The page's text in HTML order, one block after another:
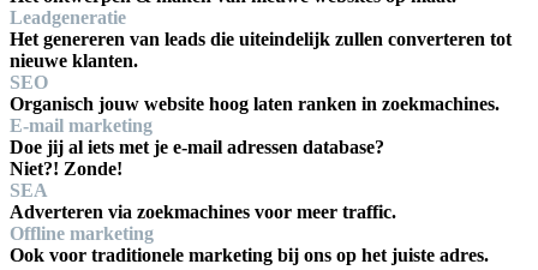
Leadgeneratie
Het genereren van leads die uiteindelijk zullen converteren tot
nieuwe klanten.
SEO
Organisch jouw website hoog laten ranken in zoekmachines.
E-mail marketing
Doe jij al iets met je e-mail adressen database?
Niet?! Zonde!
SEA
Adverteren via zoekmachines voor meer traffic.
Offline marketing
Ook voor traditionele marketing bij ons op het juiste adres.